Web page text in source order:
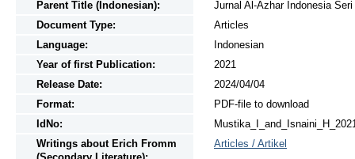
Parent Title (Indonesian):
Jurnal Al-Azhar Indonesia
Document Type:
Articles
Language:
Indonesian
Year of first Publication:
2021
Release Date:
2024/04/04
Format:
PDF-file to download
IdNo:
Writings aboutErich Fromm
Articles / Artikel